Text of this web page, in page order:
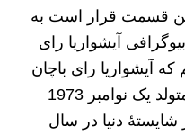
قسمت قرار است به
آیشواریا رای
که آیشواریا رای باچان
(Aishwarya Rai Bachchan) متولد یک نوامبر 1973
دنیا در سال